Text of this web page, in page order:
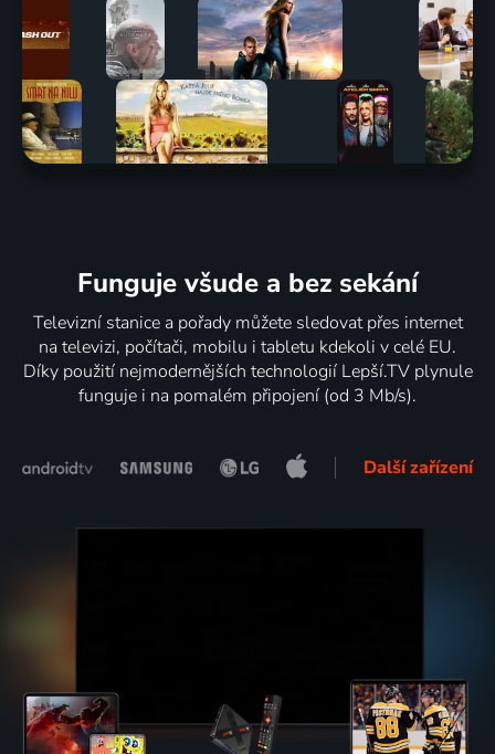
Funguje všude a bez sekání
Televizní stanice a pořady můžete sledovat přes internet
na televizi, počítači, mobilu i tabletu kdekoli v celé EU.
Díky použití nejmodernějších technologií Lepší.TV plynule
funguje i na pomalém připojení (od 3 Mb/s).
Další zařízení